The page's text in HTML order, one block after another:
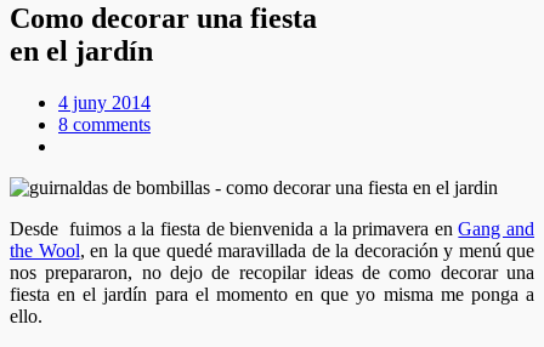
Como decorar una fiesta
en el jardín
4 juny 2014
8 comments
Desde fuimos a la fiesta de bienvenida a la primavera enGang and
the Wool, en la que quedé maravillada de la decoración y menú que
nos prepararon, no dejo de recopilar ideas de como decorar una
fiesta en el jardín para el momento en que yo misma me ponga a
ello.